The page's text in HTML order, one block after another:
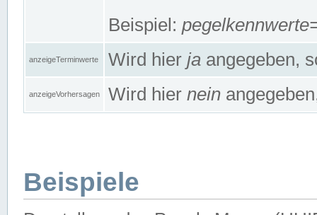
Beispiel:
anzeigeTerminwerte Wird hier ja angegeben,
anzeigeVorhersagen Wird hier nein
Beispiele